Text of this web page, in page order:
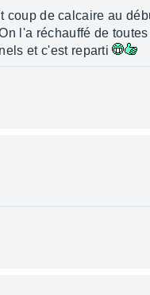
de calcaire au
l'a réchauffé de
et c'est reparti